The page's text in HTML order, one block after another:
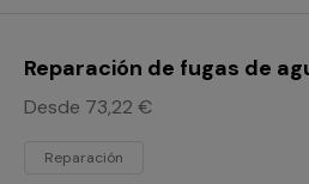
Reparación de fugas de
Desde 73,22 €
Reparación